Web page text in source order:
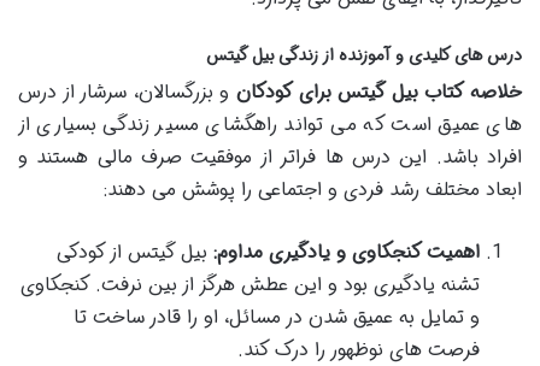
درس های کلیدی و آموزنده از زندگی بیل گیتس
خلاصه کتاب بیل گیتس برای کودکان و بزرگسالان، سرشار از درس
های عمیق است که می تواند راهگشای مسیر زندگی بسیاری از
افراد باشد. این درس ها فراتر از موفقیت صرف مالی هستند و
ابعاد مختلف رشد فردی و اجتماعی را پوشش می دهند:
اهمیت کنجکاوی و یادگیری مداوم: بیل گیتس از کودکی
تشنه یادگیری بود و این عطش هرگز از بین نرفت. کنجکاوی
و تمایل به عمیق شدن در مسائل، او را قادر ساخت تا
فرصت های نوظهور را درک کند.